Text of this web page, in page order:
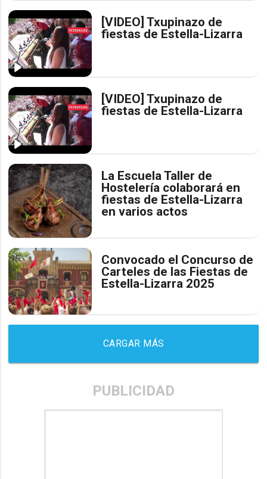
[VIDEO] Txupinazo de
fiestas de Estella-Lizarra
[VIDEO] Txupinazo de
fiestas de Estella-Lizarra
La Escuela Taller de
Hostelería colaborará en
fiestas de Estella-Lizarra
en varios actos
Convocado el Concurso de
Carteles de las Fiestas de
Estella-Lizarra 2025
CARGAR MÁS
PUBLICIDAD